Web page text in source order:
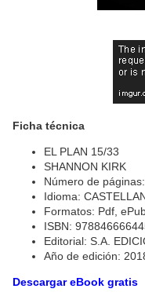
Ficha técnica
EL PLAN 15/33
SHANNON KIRK
Número de
Idioma:
Formatos: Pdf,
ISBN:
Editorial: S.A.
Año de edición:
Descargar eBook gratis